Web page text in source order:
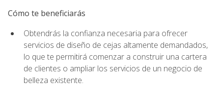
Cómo te beneficiarás
Obtendrás la confianza necesaria para ofrecer
servicios de diseño de cejas altamente demandados,
lo que te permitirá comenzar a construir una cartera
de clientes o ampliar los servicios de un negocio de
belleza existente.